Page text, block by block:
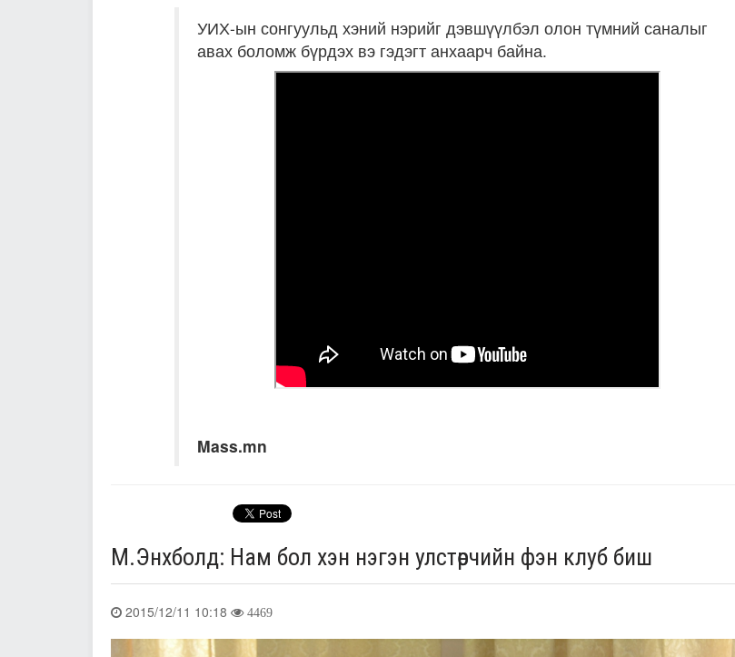
УИХ-ын сонгуульд хэний нэрийг дэвшүүлбэл олон түмний саналыг
авах боломж бүрдэх вэ гэдэгт анхаарч байна.
Mass.mn
М.Энхболд: Нам бол хэн нэгэн улстөрчийн фэн клуб биш
2015/12/11 10:18 4469